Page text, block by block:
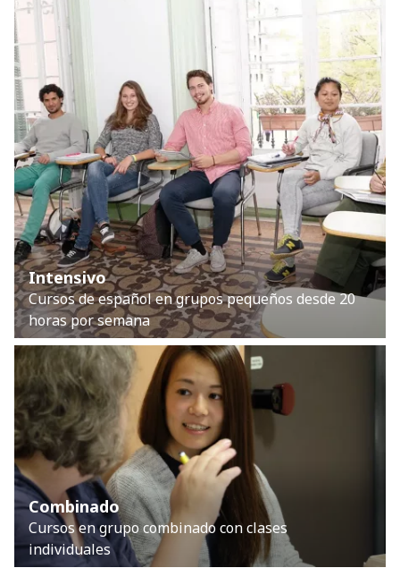
Intensivo
Cursos de español en grupos pequeños desde 20
horas por semana
Combinado
Cursos en grupo combinado con clases
individuales